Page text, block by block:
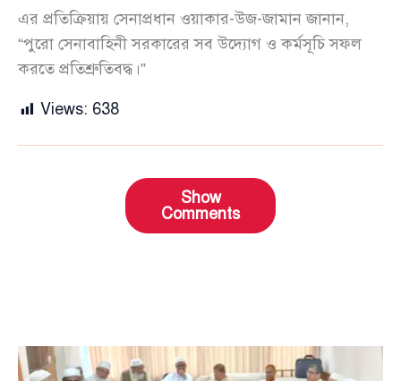
এর প্রতিক্রিয়ায় সেনাপ্রধান ওয়াকার-উজ-জামান জানান,
“পুরো সেনাবাহিনী সরকারের সব উদ্যোগ ও কর্মসূচি সফল
করতে প্রতিশ্রুতিবদ্ধ।”
Views: 638
Show
Comments